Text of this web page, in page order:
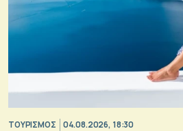
ΤΟΥΡΙΣΜΟΣ 04.08.2026, 18:30